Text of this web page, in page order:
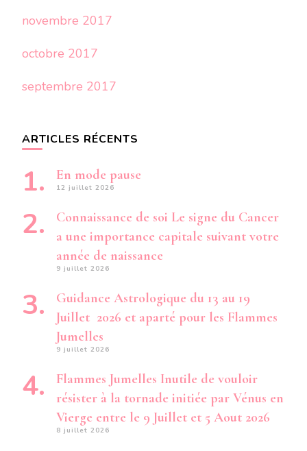
novembre 2017
octobre 2017
septembre 2017
ARTICLES RÉCENTS
En mode pause
12 juillet 2026
Connaissance de soi Le signe du Cancer
a une importance capitale suivant votre
année de naissance
9 juillet 2026
Guidance Astrologique du 13 au 19
Juillet 2026 et aparté pour les Flammes
Jumelles
9 juillet 2026
Flammes Jumelles Inutile de vouloir
résister à la tornade initiée par Vénus en
Vierge entre le 9 Juillet et 5 Aout 2026
8 juillet 2026